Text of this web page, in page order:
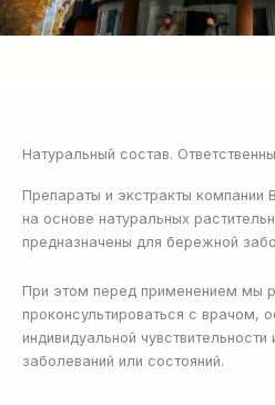
Натуральный состав.
Препараты и экстракты компании
на основе натуральных
предназначены для бережной
При этом перед применением мы
проконсультироваться с врачом,
индивидуальной
заболеваний или состояний.